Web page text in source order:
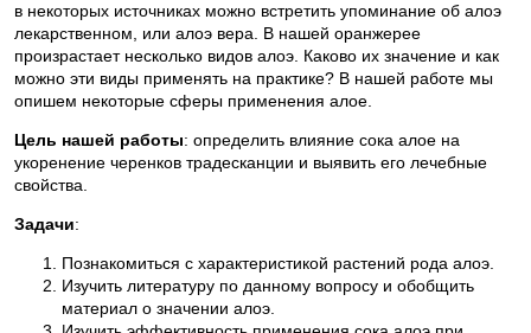
в некоторых источниках можно встретить упоминание об алоэ
лекарственном, или алоэ вера. В нашей оранжерее
произрастает несколько видов алоэ. Каково их значение и как
можно эти виды применять на практике? В нашей работе мы
опишем некоторые сферы применения алое.
Цель нашей работы: определить влияние сока алое на
укоренение черенков традесканции и выявить его лечебные
свойства.
Задачи:
Познакомиться с характеристикой растений рода алоэ.
Изучить литературу по данному вопросу и обобщить
материал о значении алоэ.